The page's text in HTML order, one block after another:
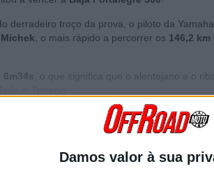
Damos valor à sua
derradeiro troço da prova, o piloto da Yamaha
, o mais rápido a percorrer os 146,2 km
6m34s , o que significa que o alentejano e o